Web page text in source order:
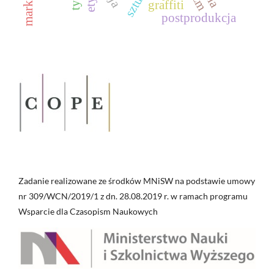
postprodukcja
graffiti
Zadanie realizowane ze środków MNiSW na podstawie umowy
nr 309/WCN/2019/1 z dn. 28.08.2019 r. w ramach programu
Wsparcie dla Czasopism Naukowych